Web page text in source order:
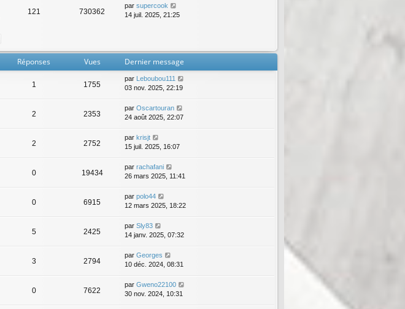
121 730362
par supercook
14 juil. 2025, 21:25
Réponses Vues Dernier message
1 1755
par Leboubou111
03 nov. 2025, 22:19
2 2353
par Oscartouran
24 août 2025, 22:07
2 2752
par krisjt
15 juil. 2025, 16:07
0 19434
par rachafani
26 mars 2025, 11:41
0 6915
par polo44
12 mars 2025, 18:22
5 2425
par Sly83
14 janv. 2025, 07:32
3 2794
par Georges
10 déc. 2024, 08:31
0 7622
par Gweno22100
30 nov. 2024, 10:31